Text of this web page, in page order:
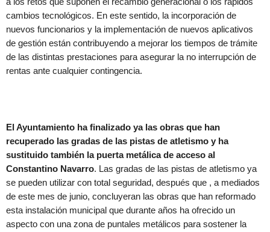
cambios tecnológicos. En este sentido, la incorporación de
nuevos funcionarios y la implementación de nuevos aplicativos
de gestión están contribuyendo a mejorar los tiempos de trámite
de las distintas prestaciones para asegurar la no interrupción de
rentas ante cualquier contingencia.
El Ayuntamiento ha finalizado ya las obras que han
recuperado las gradas de las pistas de atletismo y ha
sustituido también la puerta metálica de acceso al
Constantino Navarro. Las gradas de las pistas de atletismo ya
se pueden utilizar con total seguridad, después que , a mediados
de este mes de junio, concluyeran las obras que han reformado
esta instalación municipal que durante años ha ofrecido un
aspecto con una zona de puntales metálicos para sostener la